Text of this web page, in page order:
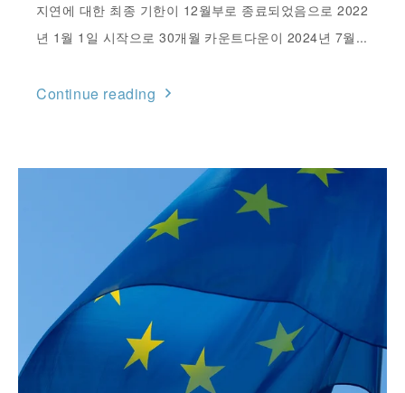
지연에 대한 최종 기한이 12월부로 종료되었음으로 2022
년 1월 1일 시작으로 30개월 카운트다운이 2024년 7월...
Continue reading